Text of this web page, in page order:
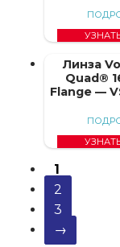
Линза
Quad®
Flange —
1
2
3
→